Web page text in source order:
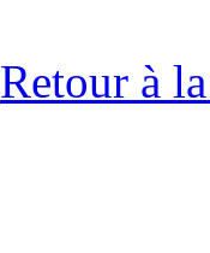
Retour à